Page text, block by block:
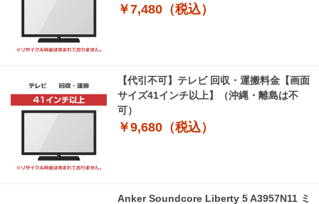
￥7,480（税込）
【代引不可】テレビ 回収・運搬料金【画面
サイズ41インチ以上】（沖縄・離島は不
可）
￥9,680（税込）
Anker Soundcore Liberty 5 A3957N11 ミ